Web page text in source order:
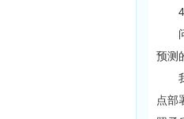
4
问
预测
我
点部